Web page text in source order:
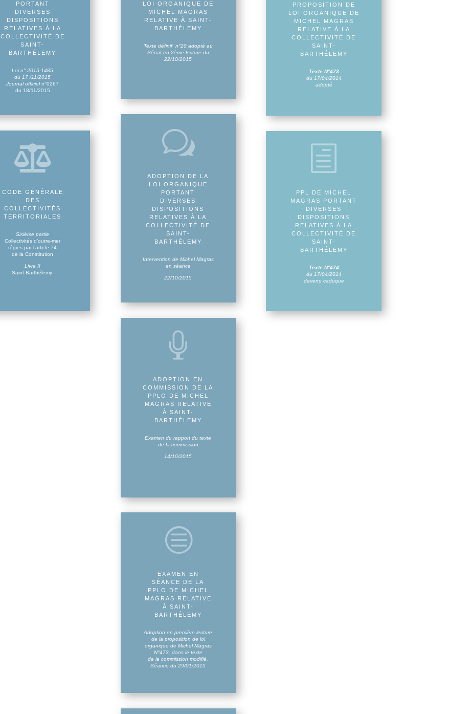
PORTANT
DIVERSES
DISPOSITIONS
RELATIVES À LA
COLLECTIVITÉ DE
SAINT-
BARTHÉLEMY
Loi n° 2015-1485
du 17 /11/2015
Journal officieln°0267
du 18/11/2015

CODE GÉNÉRALE
DES
COLLECTIVITÉS
TERRITORIALES
Sixième partie
Collectivités d’outre-mer
régies par l’article 74
de la Constitution
Livre II
Saint-Barthélemy
LOI ORGANIQUE DE
MICHEL MAGRAS
RELATIVE À SAINT-
BARTHÉLEMY
Texte définif n°20 adopté au
Sénat en 2ème lecture du
22/10/2015
w
ADOPTION DE LA
LOI ORGANIQUE
PORTANT
DIVERSES
DISPOSITIONS
RELATIVES À LA
COLLECTIVITÉ DE
SAINT-
BARTHÉLEMY
Intervention de Michel Magras
en séance
22/10/2015

ADOPTION EN
COMMISSION DE LA
PPLO DE MICHEL
MAGRAS RELATIVE
À SAINT-
BARTHÉLEMY
Examen du rapport du texte
de la commission
14/10/2015
c
EXAMEN EN
SÉANCE DE LA
PPLO DE MICHEL
MAGRAS RELATIVE
À SAINT-
BARTHÉLEMY
Adoption en première lecture
de la proposition de loi
organique de Michel Magras
N°473, dans le texte
de la commission modifié.
Séance du 29/01/2015
PROPOSITION DE
LOI ORGANIQUE DE
MICHEL MAGRAS
RELATIVE À LA
COLLECTIVITÉ DE
SAINT-
BARTHÉLEMY
Texte N°473
du 17/04/2014
adopté
h
PPL DE MICHEL
MAGRAS PORTANT
DIVERSES
DISPOSITIONS
RELATIVES À LA
COLLECTIVITÉ DE
SAINT-
BARTHÉLEMY
Texte N°474
du 17/04/2014
devenu caduque